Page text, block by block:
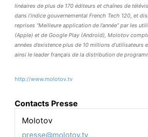
linéaires de plus de 170 éditeurs et chaînes de
dans l’indice gouvernemental French Tech 120, et
reprises ‘‘Meilleure application de l’année’’ par les
(Apple) et de Google Play (Android), Molotov
années d’existence plus de 10 millions d’utilisateurs
ainsi le leader français de la distribution de
http://www.molotov.tv
Contacts Presse
Molotov
presse@molotov.tv